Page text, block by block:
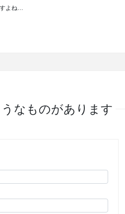
よね…
なものがあります